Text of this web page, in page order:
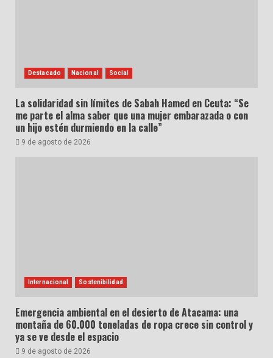
Destacado Nacional Social
La solidaridad sin límites de Sabah Hamed en Ceuta: “Se
me parte el alma saber que una mujer embarazada o con
un hijo estén durmiendo en la calle”
9 de agosto de 2026
Internacional Sostenibilidad
Emergencia ambiental en el desierto de Atacama: una
montaña de 60.000 toneladas de ropa crece sin control y
ya se ve desde el espacio
9 de agosto de 2026